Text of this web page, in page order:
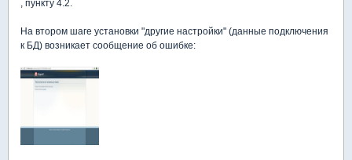
, пункту 4.2.
На втором шаге установки "другие настройки" (данные подключения
к БД) возникает сообщение об ошибке: